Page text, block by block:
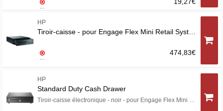
HP
474,83€
HP
Standard Duty Cash Drawer